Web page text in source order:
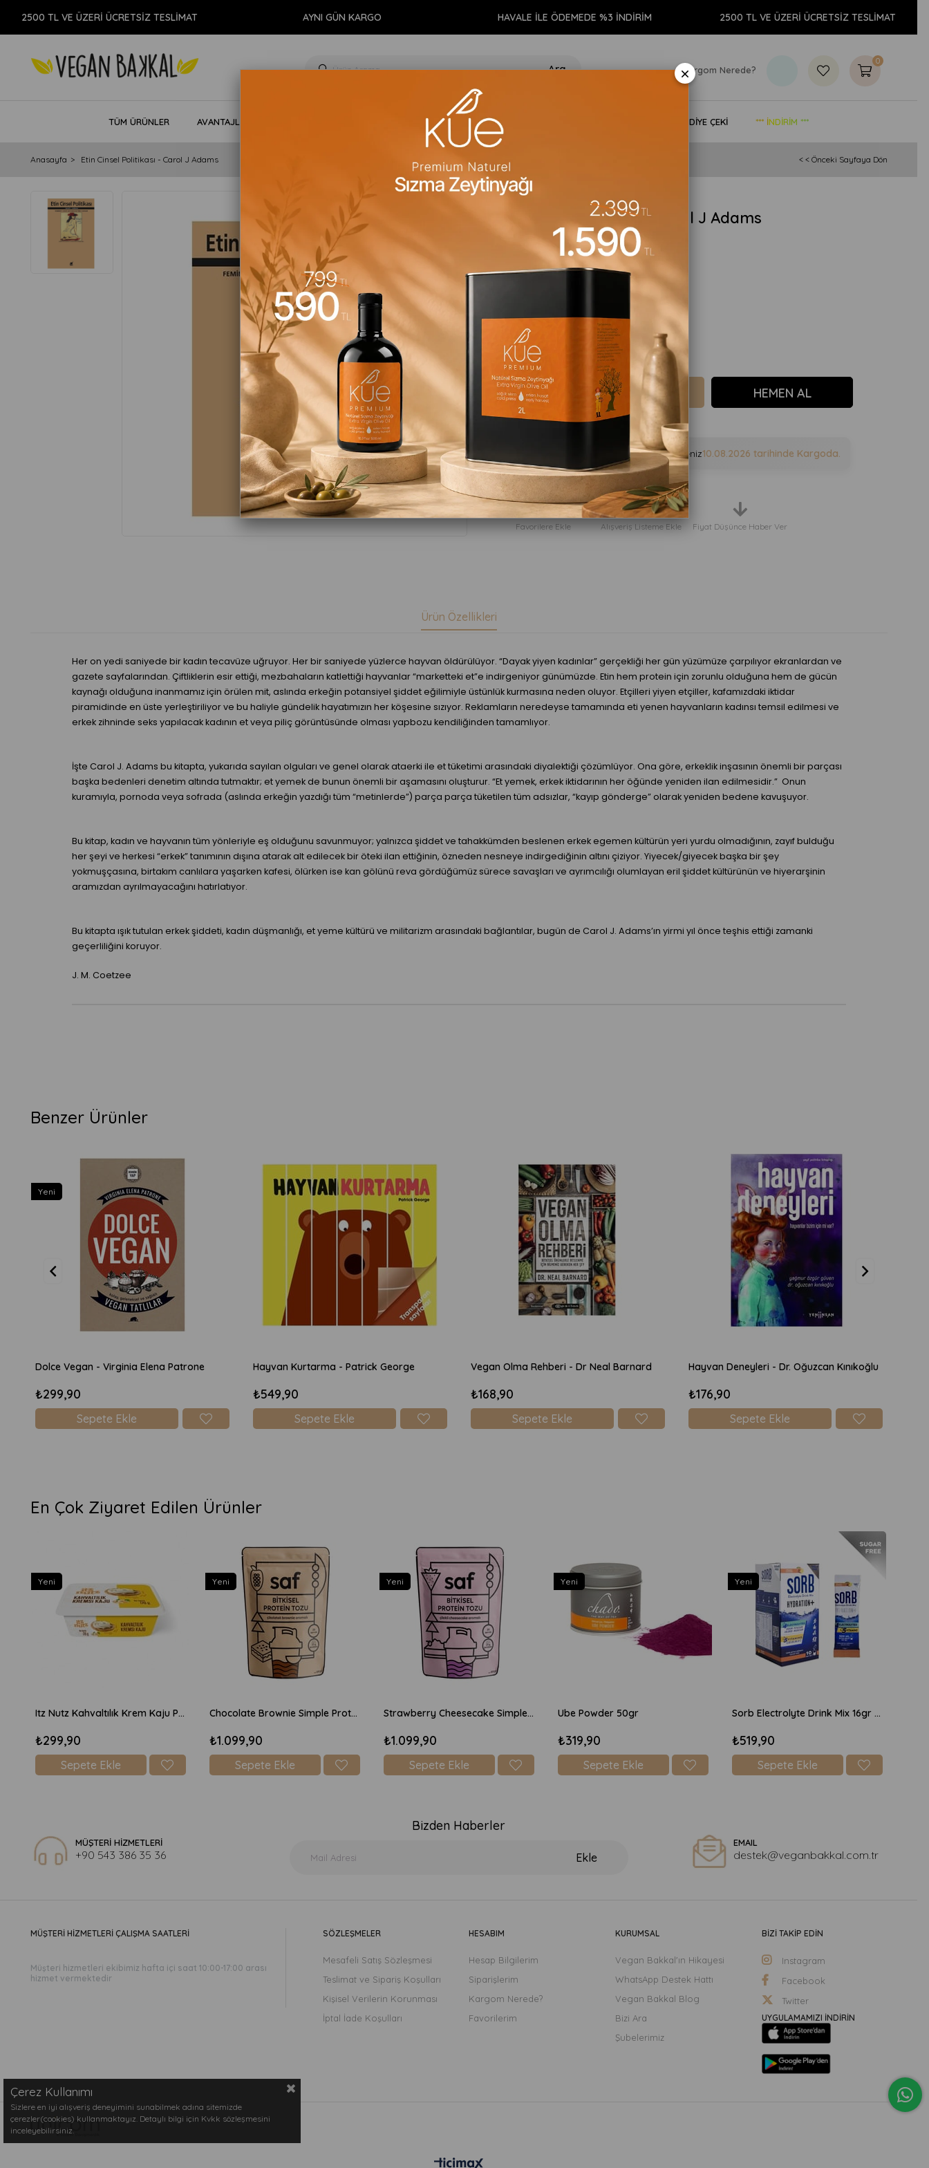
TL VE ÜZERİ ÜCRETSİZ TESLİMAT AYNI GÜN KARGO HAVALE İLE ÖDEMEDE %3 İNDİRİM 2500 TL VE ÜZERİ ÜCRETSİZ TESLİMAT
0
Kargom Nerede?
TÜM ÜRÜNLER AVANTAJLI PAKETLER TEMİZLİK HEDİYE ÇEKİ *** İNDİRİM ***
Anasayfa Etin Cinsel Politikası - Carol J Adams < < Önceki Sayfaya Dön
Ayrıntı Yayınları
Etin Cinsel Politikası - Carol J Adams
9789755397719
₺499,90
içerisinde sipariş verirseniz10.08.2026 tarihinde Kargoda.
Favorilere Ekle Alışveriş Listeme Ekle Fiyat Düşünce Haber Ver
Ürün Özellikleri
Her on yedi saniyede bir kadın tecavüze uğruyor. Her bir saniyede yüzlerce hayvan öldürülüyor. “Dayak yiyen kadınlar” gerçekliği her gün yüzümüze çarpılıyor ekranlardan ve
gazete sayfalarından. Çiftliklerin esir ettiği, mezbahaların katlettiği hayvanlar “marketteki et”e indirgeniyor günümüzde. Etin hem protein için zorunlu olduğuna hem de gücün
kaynağı olduğuna inanmamız için örülen mit, aslında erkeğin potansiyel şiddet eğilimiyle üstünlük kurmasına neden oluyor. Etçilleri yiyen etçiller, kafamızdaki iktidar
piramidinde en üste yerleştiriliyor ve bu haliyle gündelik hayatımızın her köşesine sızıyor. Reklamların neredeyse tamamında eti yenen hayvanların kadınsı temsil edilmesi ve
erkek zihninde seks yapılacak kadının et veya piliç görüntüsünde olması yapbozu kendiliğinden tamamlıyor.
İşte Carol J. Adams bu kitapta, yukarıda sayılan olguları ve genel olarak ataerki ile et tüketimi arasındaki diyalektiği çözümlüyor. Ona göre, erkeklik inşasının önemli bir parçası
başka bedenleri denetim altında tutmaktır; et yemek de bunun önemli bir aşamasını oluşturur. “Et yemek, erkek iktidarının her öğünde yeniden ilan edilmesidir.” Onun
kuramıyla, pornoda veya sofrada (aslında erkeğin yazdığı tüm “metinlerde”) parça parça tüketilen tüm adsızlar, “kayıp gönderge” olarak yeniden bedene kavuşuyor.
Bu kitap, kadın ve hayvanın tüm yönleriyle eş olduğunu savunmuyor; yalnızca şiddet ve tahakkümden beslenen erkek egemen kültürün yeri yurdu olmadığının, zayıf bulduğu
her şeyi ve herkesi “erkek” tanımının dışına atarak alt edilecek bir öteki ilan ettiğinin, özneden nesneye indirgediğinin altını çiziyor. Yiyecek/giyecek başka bir şey
yokmuşçasına, birtakım canlılara yaşarken kafesi, ölürken ise kan gölünü reva gördüğümüz sürece savaşları ve ayrımcılığı olumlayan eril şiddet kültürünün ve hiyerarşinin
aramızdan ayrılmayacağını hatırlatıyor.
Bu kitapta ışık tutulan erkek şiddeti, kadın düşmanlığı, et yeme kültürü ve militarizm arasındaki bağlantılar, bugün de Carol J. Adams’ın yirmi yıl önce teşhis ettiği zamanki
geçerliliğini koruyor.
J. M. Coetzee
Benzer Ürünler
Dolce Vegan - Virginia Elena Patrone
₺299,90
Sepete Ekle
Yeni
Hayvan Kurtarma - Patrick George
₺549,90
Sepete Ekle
Vegan Olma Rehberi - Dr Neal Barnard
₺168,90
Sepete Ekle
Hayvan Deneyleri - Dr. Oğuzcan Kınıkoğlu
₺176,90
Sepete Ekle
En Çok Ziyaret Edilen Ürünler
Itz Nutz Kahvaltılık Krem Kaju Peyniri 170gr
₺299,90
Sepete Ekle
Yeni
Chocolate Brownie Simple Protein Mix 600gr
₺1.099,90
Sepete Ekle
Yeni
Strawberry Cheesecake Simple Protein Mix 600gr
₺1.099,90
Sepete Ekle
Yeni
Ube Powder 50gr
₺319,90
Sepete Ekle
Yeni
Sorb Electrolyte Drink Mix 16gr x 10 Adet Şekersiz - Şeftali
₺519,90
Sepete Ekle
Yeni
MÜŞTERİ HİZMETLERİ
+90 543 386 35 36
Bizden Haberler
Ekle
EMAIL
destek@veganbakkal.com.tr
MÜŞTERİ HİZMETLERİ ÇALIŞMA SAATLERİ
Müşteri hizmetleri ekibimiz hafta içi saat 10:00-17:00 arası
hizmet vermektedir
SÖZLEŞMELER
Mesafeli Satış Sözleşmesi
Teslimat ve Sipariş Koşulları
Kişisel Verilerin Korunması
İptal İade Koşulları
HESABIM
Hesap Bilgilerim
Siparişlerim
Kargom Nerede?
Favorilerim
KURUMSAL
Vegan Bakkal'ın Hikayesi
WhatsApp Destek Hattı
Vegan Bakkal Blog
Bizi Ara
Şubelerimiz
BİZİ TAKİP EDİN
Instagram
Facebook
Twitter
UYGULAMAMIZI İNDİRİN
Çerez Kullanımı
Sizlere en iyi alışveriş deneyimini sunabilmek adına sitemizde
çerezler(cookies) kullanmaktayız. Detaylı bilgi için Kvkk sözleşmesini
inceleyebilirsiniz.
×